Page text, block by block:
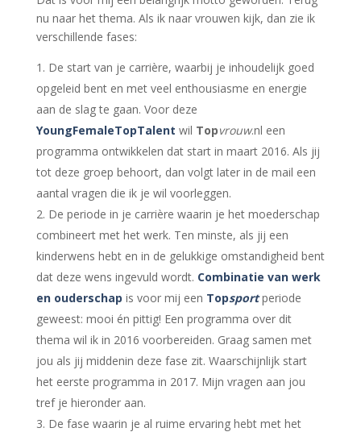
nu naar het thema. Als ik naar vrouwen kijk, dan zie ik
verschillende fases:
De start van je carrière, waarbij je inhoudelijk goed
opgeleid bent en met veel enthousiasme en energie
aan de slag te gaan. Voor deze
YoungFemaleTopTalent wil Topvrouw.nl een
programma ontwikkelen dat start in maart 2016. Als jij
tot deze groep behoort, dan volgt later in de mail een
aantal vragen die ik je wil voorleggen.
De periode in je carrière waarin je het moederschap
combineert met het werk. Ten minste, als jij een
kinderwens hebt en in de gelukkige omstandigheid bent
dat deze wens ingevuld wordt. Combinatie van werk
en ouderschap is voor mij een Topsport periode
geweest: mooi én pittig! Een programma over dit
thema wil ik in 2016 voorbereiden. Graag samen met
jou als jij middenin deze fase zit. Waarschijnlijk start
het eerste programma in 2017. Mijn vragen aan jou
tref je hieronder aan.
De fase waarin je al ruime ervaring hebt met het